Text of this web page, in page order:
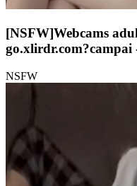
[NSFW]Webcams
go.xlirdr.com?campai
NSFW